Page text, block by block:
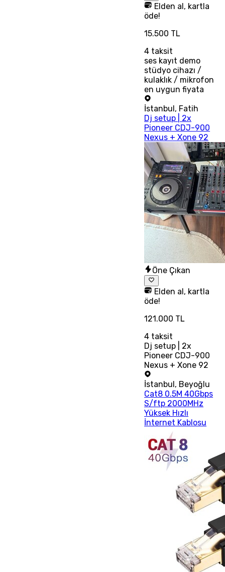
Elden al, kartla
öde!
15.500 TL
4 taksit
ses kayıt demo
stüdyo cihazı /
kulaklık / mikrofon
en uygun fiyata
İstanbul, Fatih
Dj setup | 2x
Pioneer CDJ-900
Nexus + Xone 92
Öne Çıkan
Elden al, kartla
öde!
121.000 TL
4 taksit
Dj setup | 2x
Pioneer CDJ-900
Nexus + Xone 92
İstanbul , Beyoğlu
Cat8 0.5M 40Gbps
S/ftp 2000MHz
Yüksek Hızlı
İnternet Kablosu